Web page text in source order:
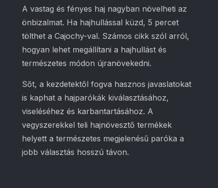
A vastag és fényes haj nagyban növelheti az
önbizalmat. Ha hajhullással küzd, 5 percet
tölthet a Cajochy-val. Számos cikk szól arról,
hogyan lehet megállítani a hajhullást és
természetes módon újranövekedni.
Sőt, a kezdetektől fogva hasznos javaslatokat
is kaphat a hajparókák kiválasztásához,
viseléséhez és karbantartásához. A
vegyszerekkel teli hajnövesztő termékek
helyett a természetes megjelenésű paróka a
jobb választás hosszú távon.